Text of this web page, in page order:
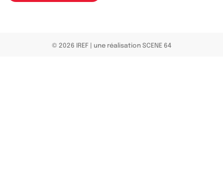
© 2026 IREF une réalisation SCENE 64